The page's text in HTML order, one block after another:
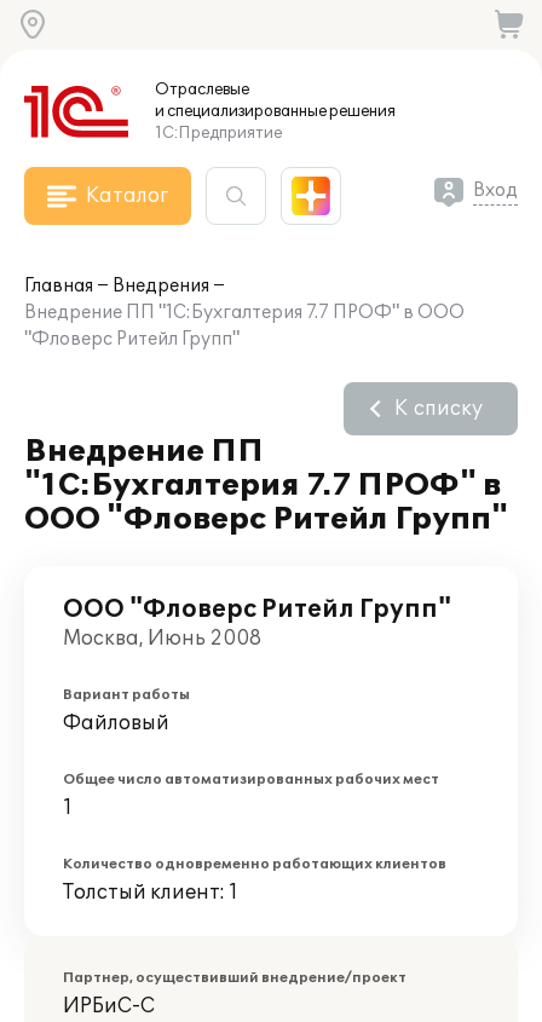
Отраслевые
и специализированныерешения
1С:Предприятие
Каталог Вход
Главная
Внедрения
Внедрение ПП "1С:Бухгалтерия 7.7 ПРОФ" в ООО
"Фловерс Ритейл Групп"
Внедрение ПП
"1С:Бухгалтерия 7.7 ПРОФ" в
ООО "Фловерс Ритейл Групп"
К списку
ООО "Фловерс Ритейл Групп"
Москва, Июнь 2008
Вариант работы
Файловый
Общее число автоматизированных рабочих мест
1
Количество одновременно работающих клиентов
Толстый клиент: 1
Партнер, осуществивший внедрение/проект
ИРБиС-С